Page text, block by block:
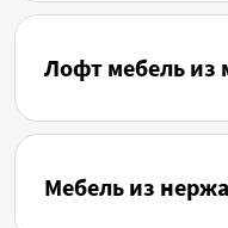
Лофт мебель из
Мебель из